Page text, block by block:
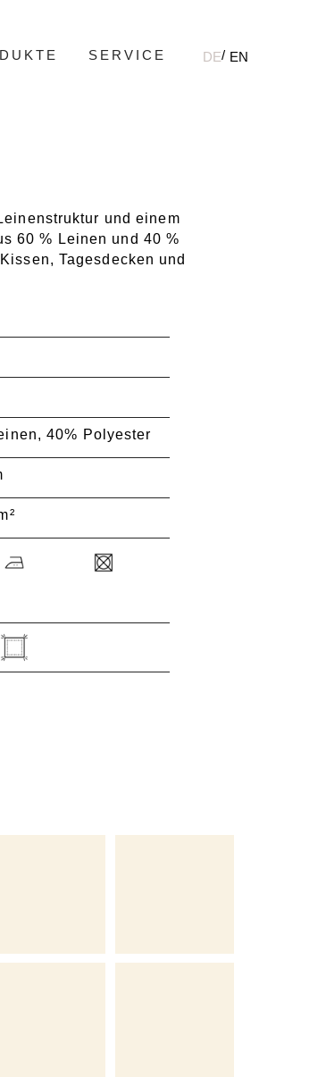
SERVICE DE EN
und einem
60 % Leinen und 40 %
Tagesdecken und
40% Polyester